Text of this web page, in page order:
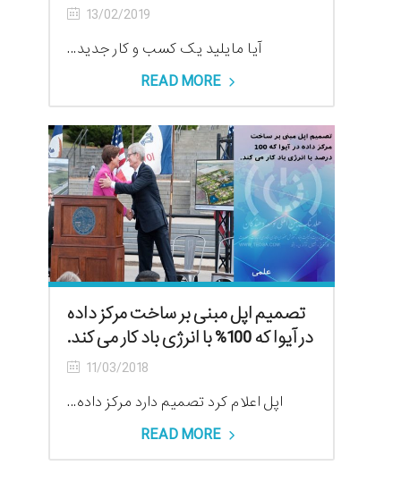
13/02/2019
آیا مایلید یک کسب و کار جدید...
READ MORE
تصمیم اپل مبنی بر ساخت مرکز داده
در آیوا که 100% با انرژی باد کار می کند.
11/03/2018
اپل اعلام کرد تصمیم دارد مرکز داده...
READ MORE